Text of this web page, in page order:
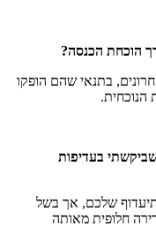
הוכחת הכנסה?
בתנאי שהם הופקו
הנוכחית.
בעדיפות
שלכם, אך בשל
חלופית מאותה